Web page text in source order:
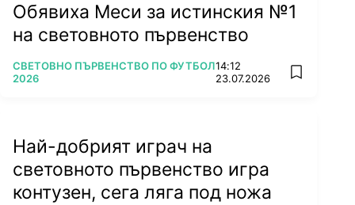
Обявиха Меси за истинския №1
на световното първенство
ПОВЕЧЕ ОТ
СВЕТОВНО ПЪРВЕНСТВО ПО ФУТБОЛ
2026
14:12
23.07.2026
add
Най-добрият играч на
световното първенство игра
контузен, сега ляга под ножа